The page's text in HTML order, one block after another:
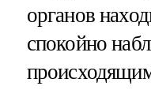
органов
спокойно